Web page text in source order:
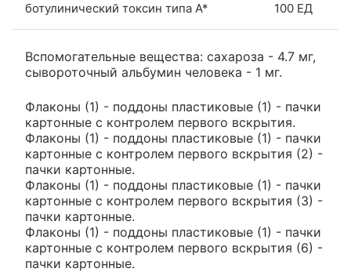
ботулинический токсин типа A* 100 ЕД
Вспомогательные вещества: сахароза - 4.7 мг,
сывороточный альбумин человека - 1 мг.
Флаконы (1) - поддоны пластиковые (1) - пачки
картонные с контролем первого вскрытия.
Флаконы (1) - поддоны пластиковые (1) - пачки
картонные с контролем первого вскрытия (2) -
пачки картонные.
Флаконы (1) - поддоны пластиковые (1) - пачки
картонные с контролем первого вскрытия (3) -
пачки картонные.
Флаконы (1) - поддоны пластиковые (1) - пачки
картонные с контролем первого вскрытия (6) -
пачки картонные.